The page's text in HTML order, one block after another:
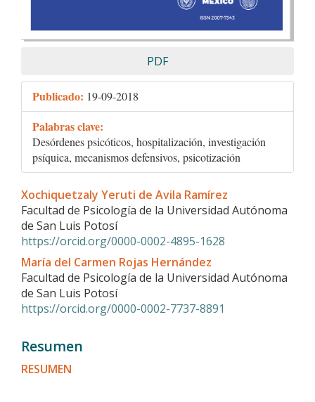
PDF
Publicado: 19-09-2018
Palabras clave:
Desórdenes psicóticos, hospitalización, investigación
psíquica, mecanismos defensivos, psicotización
Contenido
principal
del
artículo
Xochiquetzaly Yeruti de Avila Ramírez
Facultad de Psicología de la Universidad Autónoma
de San Luis Potosí
https://orcid.org/0000-0002-4895-1628
María del Carmen Rojas Hernández
Facultad de Psicología de la Universidad Autónoma
de San Luis Potosí
https://orcid.org/0000-0002-7737-8891
Resumen
RESUMEN